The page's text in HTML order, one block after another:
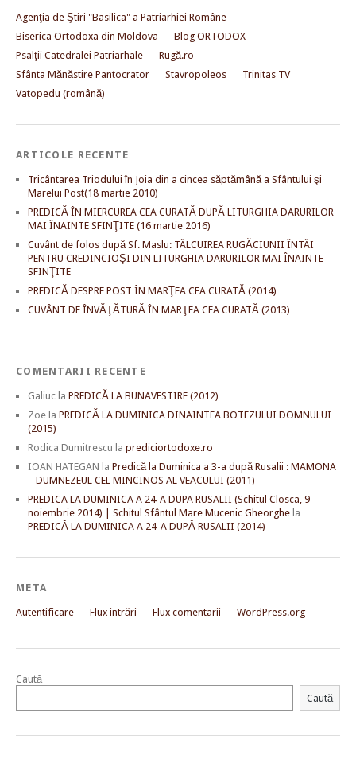
Agenţia de Ştiri "Basilica" a Patriarhiei Române
Biserica Ortodoxa din Moldova
Blog ORTODOX
Psalţii Catedralei Patriarhale
Rugă.ro
Sfânta Mănăstire Pantocrator
Stavropoleos
Trinitas TV
Vatopedu (română)
ARTICOLE RECENTE
Tricântarea Triodului în Joia din a cincea săptămână a Sfântului şi
Marelui Post(18 martie 2010)
PREDICĂ ÎN MIERCUREA CEA CURATĂ DUPĂ LITURGHIA DARURILOR
MAI ÎNAINTE SFINŢITE (16 martie 2016)
Cuvânt de folos după Sf. Maslu: TÂLCUIREA RUGĂCIUNII ÎNTÂI
PENTRU CREDINCIOŞI DIN LITURGHIA DARURILOR MAI ÎNAINTE
SFINŢITE
PREDICĂ DESPRE POST ÎN MARŢEA CEA CURATĂ (2014)
CUVÂNT DE ÎNVĂŢĂTURĂ ÎN MARŢEA CEA CURATĂ (2013)
COMENTARII RECENTE
Galiuc la PREDICĂ LA BUNAVESTIRE (2012)
Zoe la PREDICĂ LA DUMINICA DINAINTEA BOTEZULUI DOMNULUI
(2015)
Rodica Dumitrescu la prediciortodoxe.ro
IOAN HATEGAN la Predică la Duminica a 3-a după Rusalii : MAMONA
– DUMNEZEUL CEL MINCINOS AL VEACULUI (2011)
PREDICA LA DUMINICA A 24-A DUPA RUSALII (Schitul Closca, 9
noiembrie 2014) | Schitul Sfântul Mare Mucenic Gheorghe la
PREDICĂ LA DUMINICA A 24-A DUPĂ RUSALII (2014)
META
Autentificare Flux intrări Flux comentarii WordPress.org
Caută
Caută